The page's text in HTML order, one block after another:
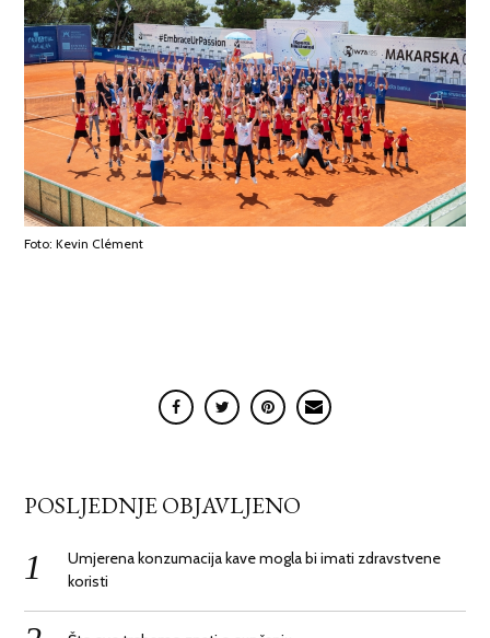
Foto: Kevin Clément
POSLJEDNJE OBJAVLJENO
Umjerena konzumacija kave mogla bi imati zdravstvene
koristi